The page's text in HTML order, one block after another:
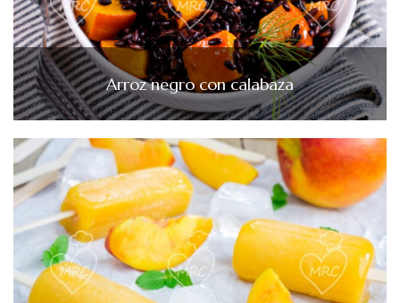
Arroz negro con calabaza